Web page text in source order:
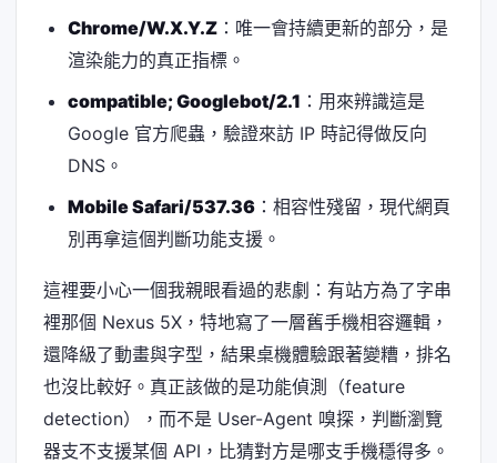
Chrome/W.X.Y.Z：唯一會持續更新的部分，是
渲染能力的真正指標。
compatible; Googlebot/2.1 ：用來辨識這是
Google 官方爬蟲，驗證來訪 IP 時記得做反向
DNS。
Mobile Safari/537.36：相容性殘留，現代網頁
別再拿這個判斷功能支援。
這裡要小心一個我親眼看過的悲劇：有站方為了字串
裡那個 Nexus 5X，特地寫了一層舊手機相容邏輯，
還降級了動畫與字型，結果桌機體驗跟著變糟，排名
也沒比較好。真正該做的是功能偵測（feature
detection），而不是 User-Agent 嗅探，判斷瀏覽
器支不支援某個 API，比猜對方是哪支手機穩得多。